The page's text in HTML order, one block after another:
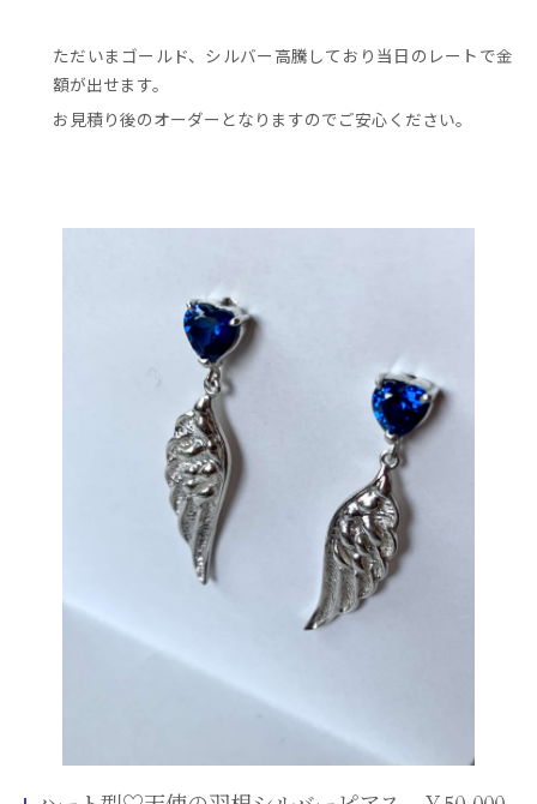
ただいまゴールド、シルバー高騰しており当日のレートで金
額が出せます。
お見積り後のオーダーとなりますのでご安心ください。